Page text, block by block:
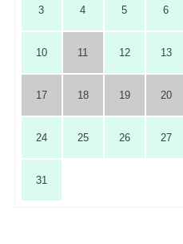
3 4 5 6
10 11 12 13
17 18 19 20
24 25 26 27
31